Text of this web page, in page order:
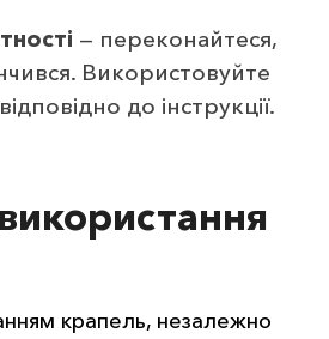
— переконайтеся,
Використовуйте
до інструкції.
крапель, незалежно